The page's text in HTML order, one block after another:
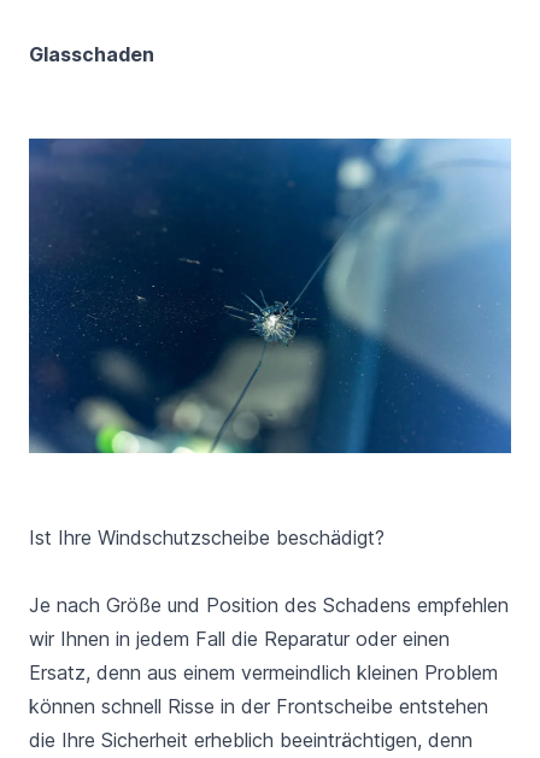
Glasschaden
Ist Ihre Windschutzscheibe beschädigt?
Je nach Größe und Position des Schadens empfehlen
wir Ihnen in jedem Fall die Reparatur oder einen
Ersatz, denn aus einem vermeindlich kleinen Problem
können schnell Risse in der Frontscheibe entstehen
die Ihre Sicherheit erheblich beeinträchtigen, denn